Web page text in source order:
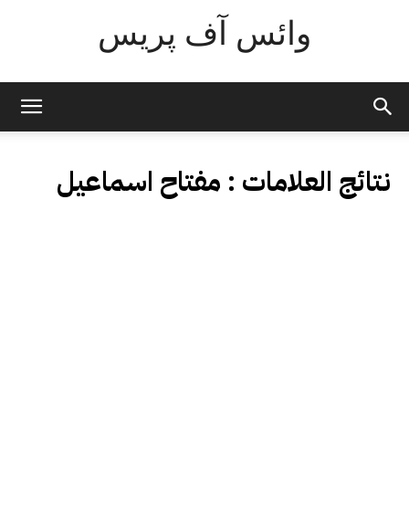
وائس آف پریس
نتائج العلامات : مفتاح اسماعیل